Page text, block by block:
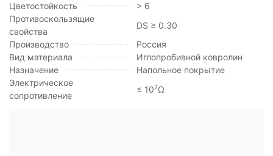
Цветостойкость
> 6
Противоскользящие
свойства
DS ≥ 0.30
Производство
Россия
Вид материала
Иглопробивной ковролин
Назначение
Напольное покрытие
Электрическое
сопротивление
≤ 107Ω